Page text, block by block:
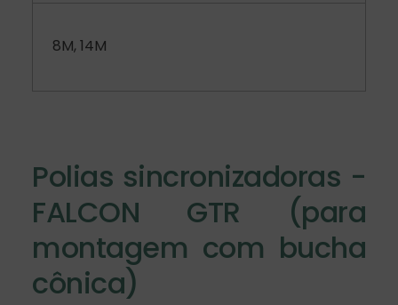
8M, 14M
Polias sincronizadoras -
FALCON GTR (para
montagem com bucha
cônica)